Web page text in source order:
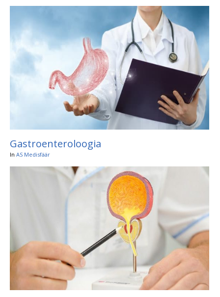
Gastroenteroloogia
InAS Medisfäär